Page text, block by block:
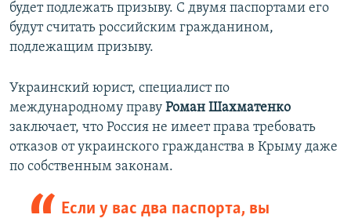
будет подлежать призыву. С двумя паспортами его
будут считать российским гражданином,
подлежащим призыву.
Украинский юрист, специалист по
международному праву Роман Шахматенко
заключает, что Россия не имеет права требовать
отказов от украинского гражданства в Крыму даже
по собственным законам.
Если у вас два паспорта, вы